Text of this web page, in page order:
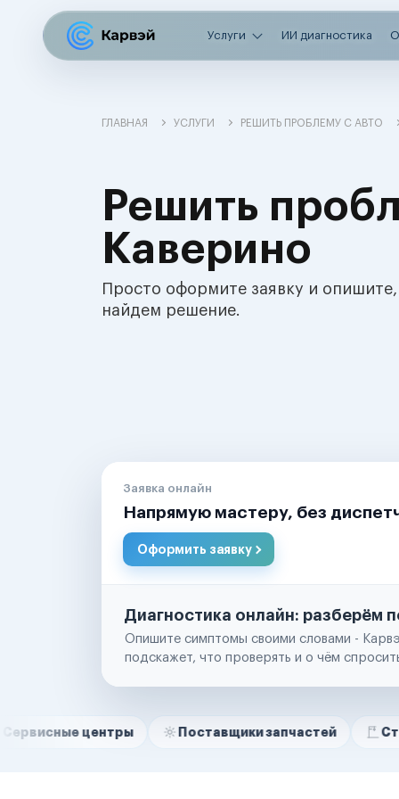
Услуги ИИ диагностика
ГЛАВНАЯ УСЛУГИ РЕШИТЬ ПРОБЛЕМУ С АВТО
Решить
Каверино
Просто оформите заявку и
найдем решение.
Заявка онлайн
Напрямую мастеру, без
Оформить заявку
Диагностика онлайн: разберём
Опишите симптомы своими словами -
подскажет, что проверять и о чём
Нам доверяют
центры Поставщики запчастей
Маркетплейсы